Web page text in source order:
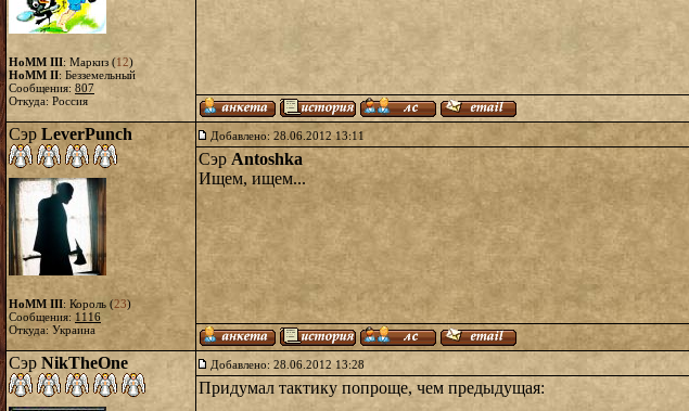
HoMM III: Маркиз (12)
HoMM II: Безземельный
Сообщения: 807
Откуда: Россия
Сэр LeverPunch
HoMM III: Король (23)
Сообщения: 1116
Откуда: Украина
Добавлено: 28.06.2012 13:11
Сэр Antoshka
Ищем, ищем...
Сэр NikTheOne Добавлено: 28.06.2012 13:28
Придумал тактику попроще, чем предыдущая: